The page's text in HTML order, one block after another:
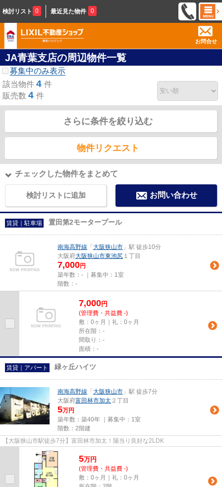
検討リスト 0 最近見た物件 0
お問合せ
JA青葉支店の周辺物件一覧
募集中のみ表示
該当物件 4 件
販売数 4 件
さらに条件を絞り込む
物件リクエスト
チェックした物件をまとめて
検討リストに追加 お問い合わせ
賃貸｜駐車場 置田第2モータープール
南海高野線 「 大阪狭山市 」駅 徒歩10分
大阪府大阪狭山市東池尻 １丁目
7,000円
築年数：- ｜募集中： 1室
階数：-
7,000円
(管理費・共益費 -)
敷：0ヶ月｜礼：0ヶ月
所在階：-
間取り：-
面積：-
賃貸｜アパート 緑ヶ丘ハイツ
南海高野線 「 大阪狭山市 」駅 徒歩7分
大阪府富田林市加太 ２丁目
5万円
築年数：築40年 ｜募集中： 1室
階数：2階建
【大阪狭山市駅徒歩7分】富田林市加太！陽当り良好な2LDK
5万円
(管理費・共益費 -)
敷：0ヶ月｜礼：0ヶ月